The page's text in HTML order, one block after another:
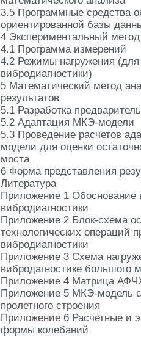
3.5 Программные средства
ориентированной базы
4 Экспериментальный
4.1 Программа измерений
4.2 Режимы нагружения (для
вибродиагностики)
5 Математический метод
результатов
5.1 Разработка
5.2 Адаптация МКЭ-модели
5.3 Проведение расчетов
модели для оценки
моста
6 Форма представления
Литература
Приложение 1 Обоснование
вибродиагностики
Приложение 2 Блок-схема
технологических операций
вибродиагностики
Приложение 3 Схема
вибродагностике большого
Приложение 4 Матрица
Приложение 5 МКЭ-модель
пролетного строения
Приложение 6 Расчетные и
формы колебаний